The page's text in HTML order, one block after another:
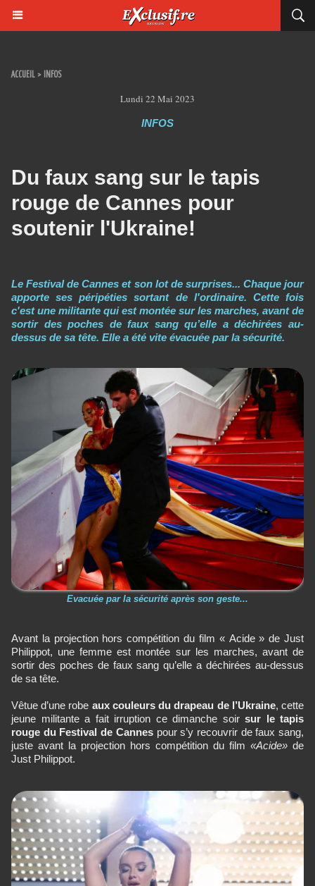
ACCUEIL > INFOS
Lundi 22 Mai 2023
INFOS
Du faux sang sur le tapis
rouge de Cannes pour
soutenir l'Ukraine!
Le Festival de Cannes et son lot de surprises... Chaque jour
apporte ses péripéties sortant de l'ordinaire. Cette fois
c'est une militante qui est montée sur les marches, avant de
sortir des poches de faux sang qu’elle a déchirées au-
dessus de sa tête. Elle a été vite évacuée par la sécurité.
Evacuée par la sécurité après son geste...
Avant la projection hors compétition du film « Acide » de Just
Philippot, une femme est montée sur les marches, avant de
sortir des poches de faux sang qu’elle a déchirées au-dessus
de sa tête.
Vêtue d’une robe aux couleurs du drapeau de l’Ukraine, cette
jeune militante a fait irruption ce dimanche soir sur le tapis
rouge du Festival de Cannespour s’y recouvrir de faux sang,
juste avant la projection hors compétition du film «Acide» de
Just Philippot.